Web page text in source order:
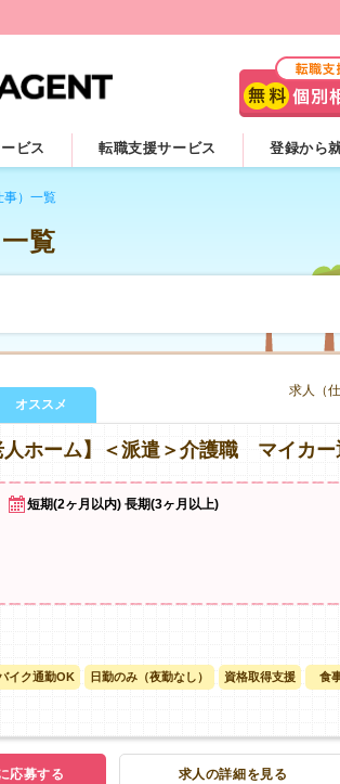
ビス 転職支援サービス 登録から
事）一覧
覧
求人（仕
オススメ
人ホーム】＜派遣＞介護職 マイカ
短期(2ヶ月以内) 長期(3ヶ月以上)
イク通勤OK 日勤のみ（夜勤なし） 資格取得支援 食
応募する 求人の詳細を見る